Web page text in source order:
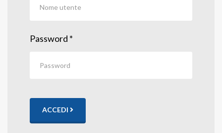
Password *
ACCEDI